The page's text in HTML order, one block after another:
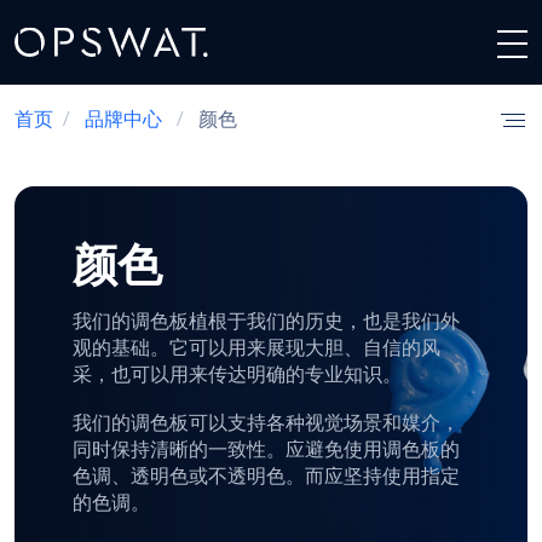
首页 / 品牌中心 / 颜色
颜色
我们的调色板植根于我们的历史，也是我们外
观的基础。它可以用来展现大胆、自信的风
采，也可以用来传达明确的专业知识。
我们的调色板可以支持各种视觉场景和媒介，
同时保持清晰的一致性。应避免使用调色板的
色调、透明色或不透明色。而应坚持使用指定
的色调。